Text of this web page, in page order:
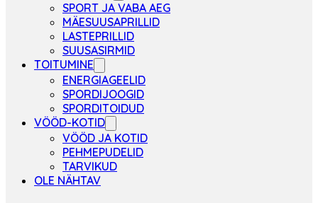
SPORT JA VABA AEG
MÄESUUSAPRILLID
LASTEPRILLID
SUUSASIRMID
TOITUMINE
ENERGIAGEELID
SPORDIJOOGID
SPORDITOIDUD
VÖÖD-KOTID
VÖÖD JA KOTID
PEHMEPUDELID
TARVIKUD
OLE NÄHTAV